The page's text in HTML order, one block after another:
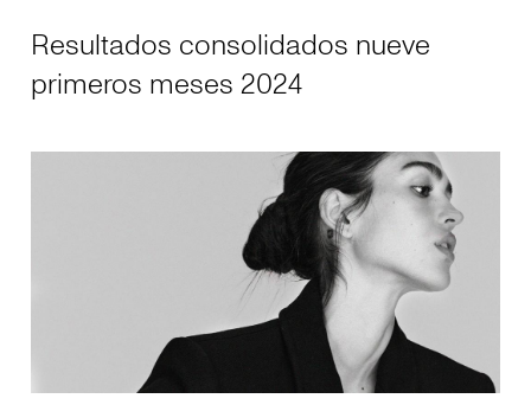
Resultados consolidados nueve
primeros meses 2024